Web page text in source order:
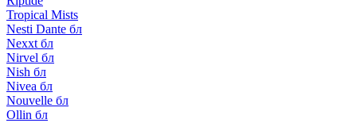
Tropical Mists
Nesti Dante бл
Nexxt бл
Nirvel бл
Nish бл
Nivea бл
Nouvelle бл
Ollin бл